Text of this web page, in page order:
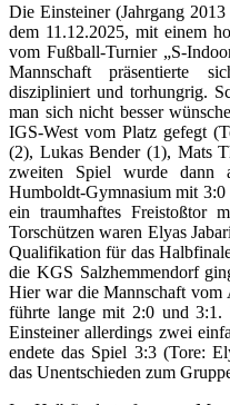
Die Einsteiner (Jahrgang
dem 11.12.2025, mit einem
vom Fußball-Turnier „S-
Mannschaft präsentierte
diszipliniert und torhungrig.
man sich nicht besser
IGS-West vom Platz gefegt
(2), Lukas Bender (1), Mats
zweiten Spiel wurde dann
Humboldt-Gymnasium mit 3:0
ein traumhaftes Freistoßtor
Torschützen waren Elyas
Qualifikation für das
die KGS Salzhemmendorf
Hier war die Mannschaft vom
führte lange mit 2:0 und 3:1.
Einsteiner allerdings zwei
endete das Spiel 3:3 (Tore:
das Unentschieden zum